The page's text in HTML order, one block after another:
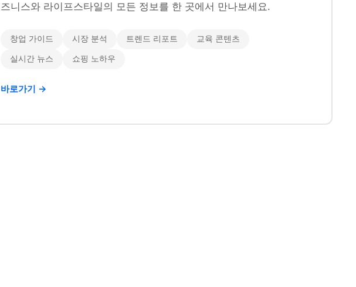
즈니스와 라이프스타일의 모든 정보를 한 곳에서 만나보세요.
창업 가이드 시장 분석 트렌드 리포트 교육 콘텐츠
실시간 뉴스 쇼핑 노하우
바로가기 →